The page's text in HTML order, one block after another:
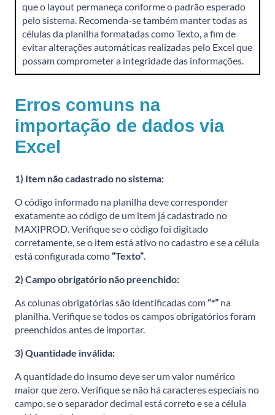
que o layout permaneça conforme o padrão esperado
pelo sistema. Recomenda-se também manter todas as
células da planilha formatadas como Texto, a fim de
evitar alterações automáticas realizadas pelo Excel que
possam comprometer a integridade das informações.
Erros comuns na
importação de dados via
Excel
1) Item não cadastrado no sistema:
O código informado na planilha deve corresponder
exatamente ao código de um item já cadastrado no
MAXIPROD. Verifique se o código foi digitado
corretamente, se o item está ativo no cadastro e se a célula
está configurada como“Texto”.
2) Campo obrigatório não preenchido:
As colunas obrigatórias são identificadas com“*” na
planilha. Verifique se todos os campos obrigatórios foram
preenchidos antes de importar.
3) Quantidade inválida:
A quantidade do insumo deve ser um valor numérico
maior que zero. Verifique se não há caracteres especiais no
campo, se o separador decimal está correto e se a célula